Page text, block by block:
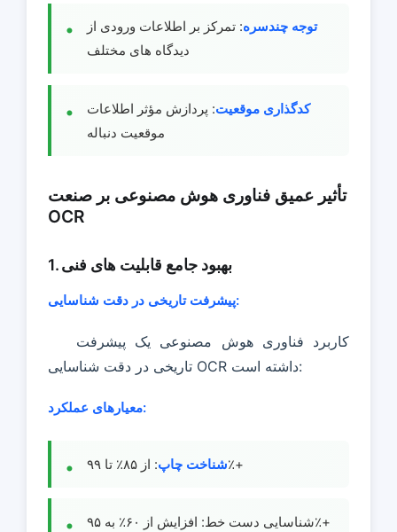
توجه چندسره: تمرکز بر اطلاعات ورودی از
دیدگاه های مختلف
کدگذاری موقعیت: پردازش مؤثر اطلاعات
موقعیت دنباله
تأثیر عمیق فناوری هوش مصنوعی بر صنعت
OCR
1. بهبود جامع قابلیت های فنی
پیشرفت تاریخی در دقت شناسایی:
کاربرد فناوری هوش مصنوعی یک پیشرفت
تاریخی در دقت شناسایی OCR داشته است:
معیارهای عملکرد:
شناخت چاپ: از ۸۵٪ تا ۹۹٪+
شناسایی دست خط: افزایش از ۶۰٪ به ۹۵٪+